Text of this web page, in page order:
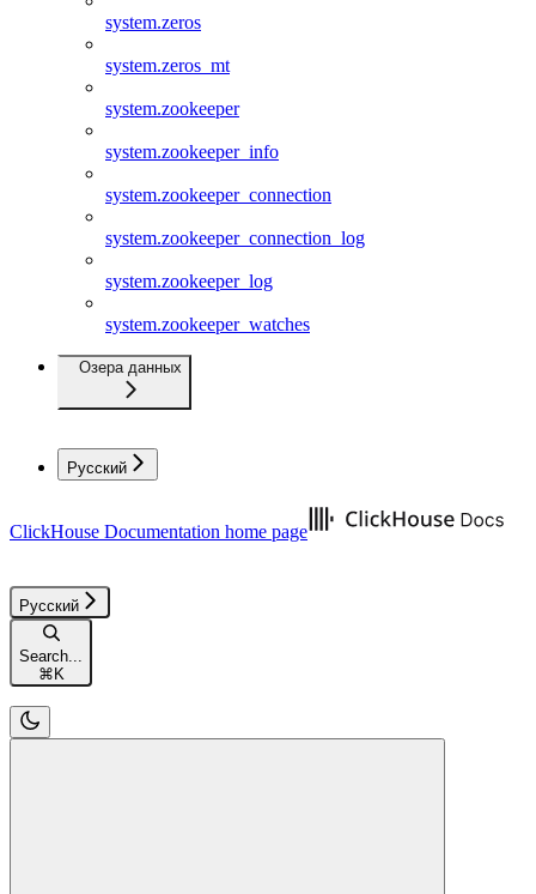
system.zeros
system.zeros_mt
system.zookeeper
system.zookeeper_info
system.zookeeper_connection
system.zookeeper_connection_log
system.zookeeper_log
system.zookeeper_watches
Озера данных
Русский
ClickHouse Documentation home page
Русский
Search...
⌘K